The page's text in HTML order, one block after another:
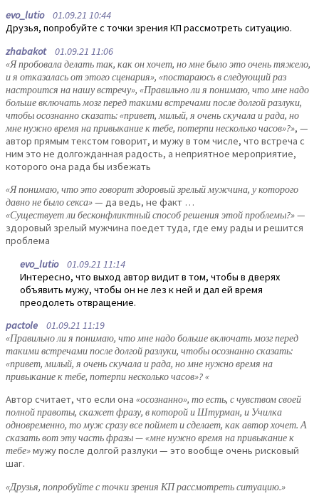
evo_lutio01.09.21 10:44
Друзья, попробуйте с точки зрения КП рассмотреть ситуацию.
zhabakot01.09.21 11:06
«Я пробовала делать так, как он хочет, но мне было это очень тяжело,
и я отказалась от этого сценария», «постараюсь в следующий раз
настроится на нашу встречу», «Правильно ли я понимаю, что мне надо
больше включать мозг перед такими встречами после долгой разлуки,
чтобы осознанно сказать: «привет, милый, я очень скучала и рада, но
мне нужно время на привыкание к тебе, потерпи несколько часов»?», —
автор прямым текстом говорит, и мужу в том числе, что встреча с
ним это не долгожданная радость, а неприятное мероприятие,
которого она рада бы избежать
«Я понимаю, что это говорит здоровый зрелый мужчина, у которого
давно не было секса»— да ведь, не факт …
«Существует ли бесконфликтный способ решения этой проблемы?»—
здоровый зрелый мужчина поедет туда, где ему рады и решится
проблема
evo_lutio01.09.21 11:14
Интересно, что выход автор видит в том, чтобы в дверях
объявить мужу, чтобы он не лез к ней и дал ей время
преодолеть отвращение.
pactole 01.09.21 11:19
«Правильно ли я понимаю, что мне надо больше включать мозг перед
такими встречами после долгой разлуки, чтобы осознанно сказать:
«привет, милый, я очень скучала и рада, но мне нужно время на
привыкание к тебе, потерпи несколько часов»? «
Автор считает, что если она «осознанно», то есть, с чувством своей
полной правоты, скажет фразу, в которой и Штурман, и Училка
одновременно, то муж сразу все поймет и сделает, как автор хочет. А
сказать вот эту часть фразы — «мне нужно время на привыкание к
тебе»мужу после долгой разлуки — это вообще очень рисковый
шаг.
«Друзья, попробуйте с точки зрения КП рассмотреть ситуацию.»